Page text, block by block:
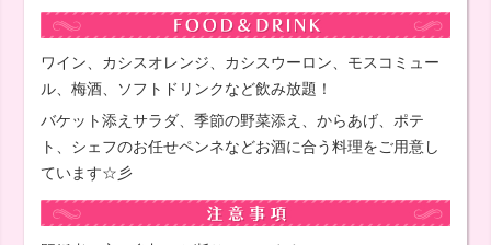
ワイン、カシスオレンジ、カシスウーロン、モスコミュー
ル、梅酒、ソフトドリンクなど飲み放題！
バケット添えサラダ、季節の野菜添え、からあげ、ポテ
ト、シェフのお任せペンネなどお酒に合う料理をご用意し
ています☆彡